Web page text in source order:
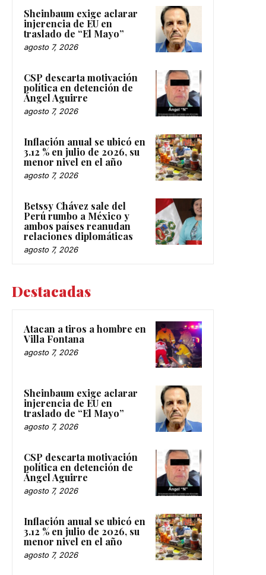
Sheinbaum exige aclarar
injerencia de EU en
traslado de “El Mayo”
agosto 7, 2026
CSP descarta motivación
política en detención de
Ángel Aguirre
agosto 7, 2026
Inflación anual se ubicó en
3.12 % en julio de 2026, su
menor nivel en el año
agosto 7, 2026
Betssy Chávez sale del
Perú rumbo a México y
ambos países reanudan
relaciones diplomáticas
agosto 7, 2026
Destacadas
Atacan a tiros a hombre en
Villa Fontana
agosto 7, 2026
Sheinbaum exige aclarar
injerencia de EU en
traslado de “El Mayo”
agosto 7, 2026
CSP descarta motivación
política en detención de
Ángel Aguirre
agosto 7, 2026
Inflación anual se ubicó en
3.12 % en julio de 2026, su
menor nivel en el año
agosto 7, 2026